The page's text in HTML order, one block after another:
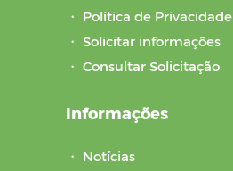
・ Política de Privacidade
・ Solicitar informações
・ Consultar Solicitação
Informações
・ Notícias